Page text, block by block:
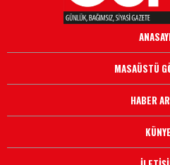
MASAÜSTÜ
HABER
KÜNYE